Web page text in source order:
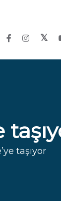
taşıyor